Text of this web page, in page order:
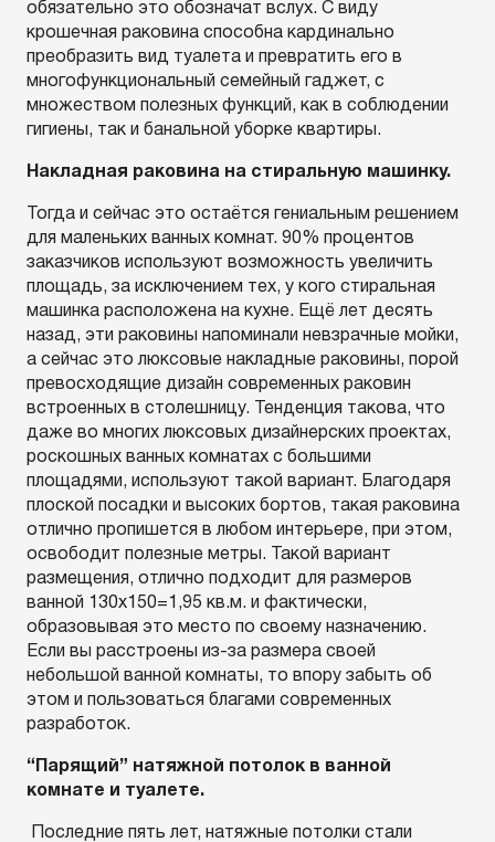
обязательно это обозначат вслух. С виду
крошечная раковина способна кардинально
преобразить вид туалета и превратить его в
многофункциональный семейный гаджет, с
множеством полезных функций, как в соблюдении
гигиены, так и банальной уборке квартиры.
Накладная раковина на стиральную машинку.
Тогда и сейчас это остаётся гениальным решением
для маленьких ванных комнат. 90% процентов
заказчиков используют возможность увеличить
площадь, за исключением тех, у кого стиральная
машинка расположена на кухне. Ещё лет десять
назад, эти раковины напоминали невзрачные мойки,
а сейчас это люксовые накладные раковины, порой
превосходящие дизайн современных раковин
встроенных в столешницу. Тенденция такова, что
даже во многих люксовых дизайнерских проектах,
роскошных ванных комнатах с большими
площадями, используют такой вариант. Благодаря
плоской посадки и высоких бортов, такая раковина
отлично пропишется в любом интерьере, при этом,
освободит полезные метры. Такой вариант
размещения, отлично подходит для размеров
ванной 130х150=1,95 кв.м. и фактически,
образовывая это место по своему назначению.
Если вы расстроены из-за размера своей
небольшой ванной комнаты, то впору забыть об
этом и пользоваться благами современных
разработок.
“Парящий” натяжной потолок в ванной
комнате и туалете.
Последние пять лет, натяжные потолки стали